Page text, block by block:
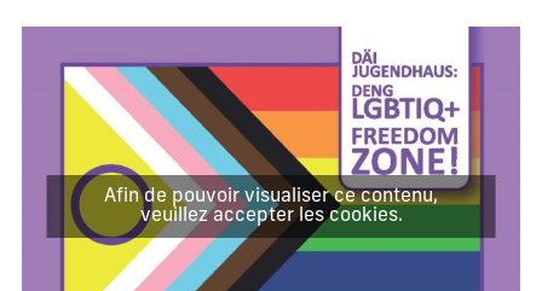
Afin de pouvoir visualiser ce contenu,
veuillez accepter les cookies.